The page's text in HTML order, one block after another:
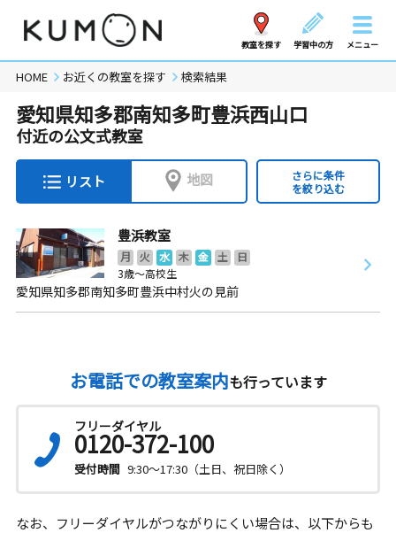
教室を探す 学習中の方 メニュー
HOME お近くの教室を探す 検索結果
愛知県知多郡南知多町豊浜西山口
付近の公文式教室
リスト 地図
さらに条件
を絞り込む
豊浜教室
月 火 水 木 金 土
日
3歳～高校生
愛知県知多郡南知多町豊浜中村火の見前
お電話での教室案内も行っています
フリーダイヤル
0120-372-100
受付時間 9:30～17:30（土日、祝日除く）
なお、フリーダイヤルがつながりにくい場合は、以下からも